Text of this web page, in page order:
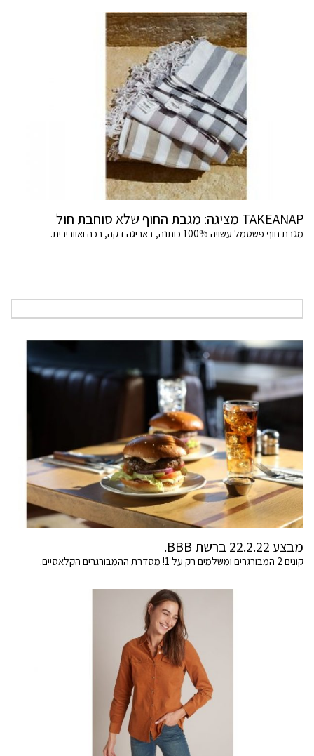
TAKEANAP מציגה: מגבת החוף שלא סוחבת חול
מגבת חוף פשטמל עשויה 100% כותנה, באריגה דקה, רכה ואוורירית.
מבצע 22.2.22 ברשת BBB.
קונים 2 המבורגרים ומשלמים רק על 1! מסדרת ההמבורגרים הקלאסיים.